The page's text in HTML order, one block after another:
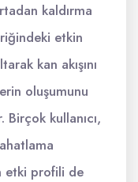
kaldırma
etkin
kan akışını
oluşumunu
Birçok kullanıcı,
etki profili de